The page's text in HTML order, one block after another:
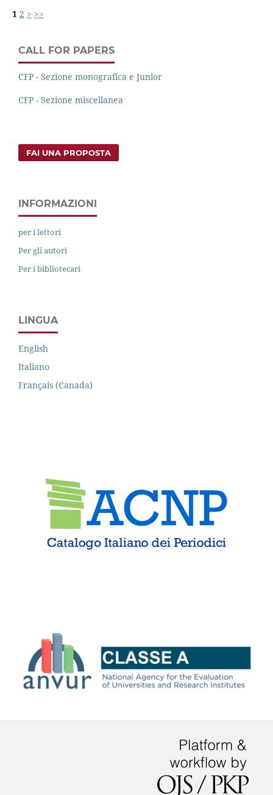
1 2 > >>
CALL FOR PAPERS
CFP - Sezione monografica e Junior
CFP - Sezione miscellanea
FAI UNA PROPOSTA
INFORMAZIONI
per i lettori
Per gli autori
Per i bibliotecari
LINGUA
English
Italiano
Français (Canada)